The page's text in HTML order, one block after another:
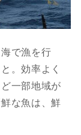
で漁を行
。効率よく
一部地域が
な魚は、鮮